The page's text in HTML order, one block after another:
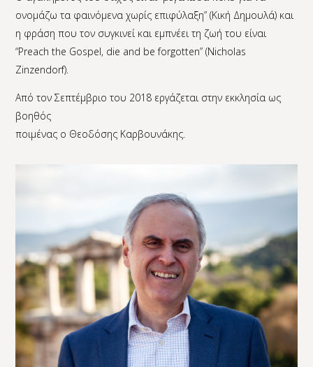
ονομάζω τα φαινόμενα χωρίς επιφύλαξη” (Κική Δημουλά) και
η φράση που τον συγκινεί και εμπνέει τη ζωή του είναι
“Preach the Gospel, die and be forgotten” (Nicholas
Zinzendorf).
Από τον Σεπτέμβριο του 2018 εργάζεται στην εκκλησία ως
βοηθός
ποιμένας ο Θεοδόσης Καρβουνάκης.